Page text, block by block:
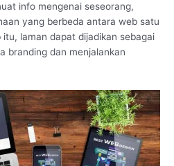
info mengenai seseorang,
yang berbeda antara web satu
laman dapat dijadikan sebagai
branding dan menjalankan